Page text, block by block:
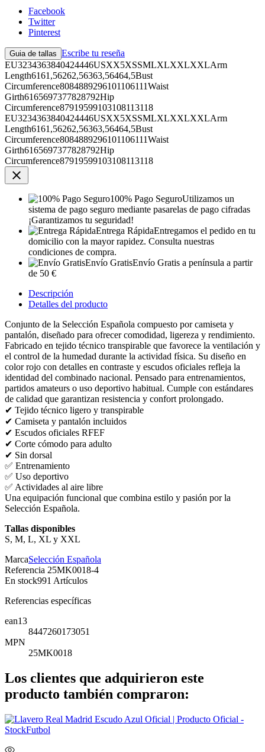
Facebook
Twitter
Pinterest
Guia de tallas Escribe tu reseña
EU3234363840424446USXX5XSSMLXLXXLXXLArm
Length6161,56262,56363,56464,5Bust
Circumference8084889296101106111Waist
Girth6165697377828792Hip
Circumference87919599103108113118
EU3234363840424446USXX5XSSMLXLXXLXXLArm
Length6161,56262,56363,56464,5Bust
Circumference8084889296101106111Waist
Girth6165697377828792Hip
Circumference87919599103108113118

100% Pago SeguroUtilizamos un
sistema de pago seguro mediante pasarelas de pago cifradas
¡Garantizamos tu seguridad!
Entrega RápidaEntregamos el pedido en tu
domicilio con la mayor rapidez. Consulta nuestras
condiciones de compra.
Envío GratisEnvío Gratis a península a partir
de 50 €
Descripción
Detalles del producto
Conjunto de la Selección Española compuesto por camiseta y
pantalón, diseñado para ofrecer comodidad, ligereza y rendimiento.
Fabricado en tejido técnico transpirable que favorece la ventilación y
el control de la humedad durante la actividad física. Su diseño en
color rojo con detalles en contraste y escudos oficiales refleja la
identidad del combinado nacional. Pensado para entrenamientos,
partidos amateurs o uso deportivo habitual. Cumple con estándares
de calidad que garantizan resistencia y confort prolongado.
✔ Tejido técnico ligero y transpirable
✔ Camiseta y pantalón incluidos
✔ Escudos oficiales RFEF
✔ Corte cómodo para adulto
✔ Sin dorsal
✅ Entrenamiento
✅ Uso deportivo
✅ Actividades al aire libre
Una equipación funcional que combina estilo y pasión por la
Selección Española.
Tallas disponibles
S, M, L, XL y XXL
MarcaSelección Española
Referencia 25MK0018-4
En stock991 Artículos
Referencias específicas
ean13
8447260173051
MPN
25MK0018
Los clientes que adquirieron este
producto también compraron: